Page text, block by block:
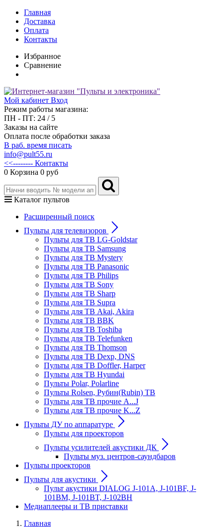
Главная
Доставка
Оплата
Контакты
Избранное
Сравнение
Мой кабинет Вход
Режим работы магазина:
ПН - ПТ: 24 / 5
Заказы на сайте
Оплата после обработки заказа
В раб. время писать
info@pult55.ru
<<-------- Контакты
0 Корзина 0 руб
Каталог пультов
Расширенный поиск
Пульты для телевизоров
Пульты для ТВ LG-Goldstar
Пульты для ТВ Samsung
Пульты для ТВ Mystery
Пульты для ТВ Panasonic
Пульты для ТВ Philips
Пульты для ТВ Sony
Пульты для ТВ Sharp
Пульты для ТВ Supra
Пульты для ТВ Akai, Akira
Пульты для ТВ BBK
Пульты для ТВ Toshiba
Пульты для ТВ Telefunken
Пульты для ТВ Thomson
Пульты для ТВ Dexp, DNS
Пульты для ТВ Doffler, Harper
Пульты для ТВ Hyundai
Пульты Polar, Polarline
Пульты Rolsen, Рубин(Rubin) ТВ
Пульты для ТВ прочие A...J
Пульты для ТВ прочие K...Z
Пульты ДУ по аппаратуре
Пульты для проекторов
Пульты усилителей акустики ДК
Пульты муз. центров-саундбаров
Пульты проекторов
Пульты для акустики
Пульт акустики DIALOG J-101A, J-101BF, J-
101BM, J-101BT, J-102BH
Медиаплееры и ТВ приставки
Главная